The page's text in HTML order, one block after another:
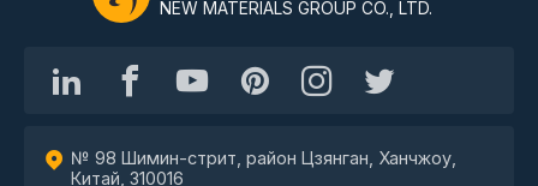
NEW MATERIALS GROUP CO., LTD.
№ 98 Шимин-стрит, район Цзянган, Ханчжоу,
Китай, 310016